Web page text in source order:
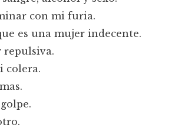
con mi furia.
es una mujer indecente.
repulsiva.
colera.